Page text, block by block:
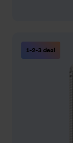
1-2-3 deal